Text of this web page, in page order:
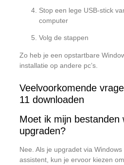
Stop een lege USB-stick
computer
Volg de stappen
Zo heb je een opstartbare
installatie op andere pc’s.
Veelvoorkomende
11 downloaden
Moet ik mijn bestanden
upgraden?
Nee. Als je upgradet via
assistent, kun je ervoor kiezen